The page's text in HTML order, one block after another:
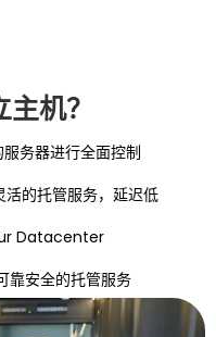
机？
务器进行全面控制
的托管服务，延迟低
Datacenter
靠安全的托管服务